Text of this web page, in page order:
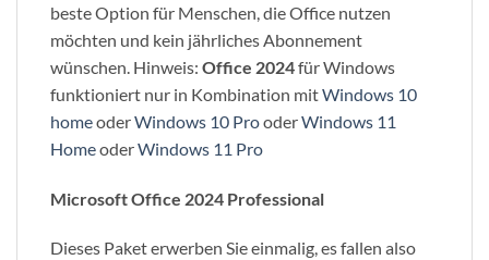
beste Option für Menschen, die Office nutzen
möchten und kein jährliches Abonnement
wünschen. Hinweis: Office 2024für Windows
funktioniert nur in Kombination mitWindows 10
homeoderWindows 10 ProoderWindows 11
HomeoderWindows 11 Pro
Microsoft Office 2024 Professional
Dieses Paket erwerben Sie einmalig, es fallen also